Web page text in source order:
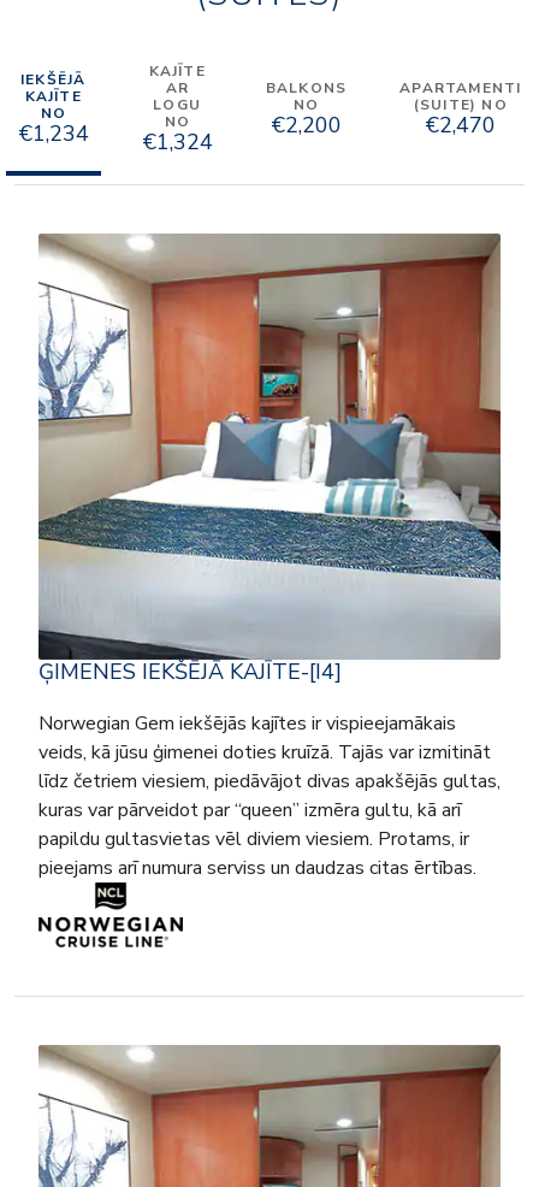
IEKŠĒJĀ
KAJĪTE
NO
€1,234
KAJĪTE
AR
LOGU
NO
€1,324
BALKONS
NO
€2,200
APARTAMENTI
(SUITE) NO
€2,470
ĢIMENES IEKŠĒJĀ KAJĪTE-[I4]
Norwegian Gem iekšējās kajītes ir vispieejamākais
veids, kā jūsu ģimenei doties kruīzā. Tajās var izmitināt
līdz četriem viesiem, piedāvājot divas apakšējās gultas,
kuras var pārveidot par “queen” izmēra gultu, kā arī
papildu gultasvietas vēl diviem viesiem. Protams, ir
pieejams arī numura serviss un daudzas citas ērtības.